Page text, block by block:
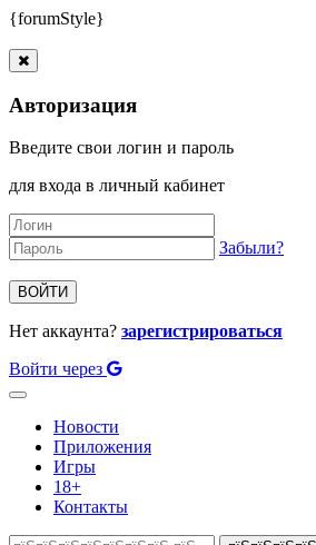
{forumStyle}
Авторизация
Введите свои логин и пароль
для входа в личный кабинет
Забыли?
ВОЙТИ
Нет аккаунта? зарегистрироваться
Войти через
Toggle
navigationНовости
Приложения
Игры
18+
Контакты